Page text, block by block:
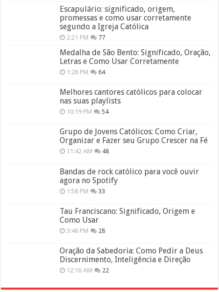
Escapulário: significado, origem,
promessas e como usar corretamente
segundo a Igreja Católica
2:21 PM 77
Medalha de São Bento: Significado, Oração,
Letras e Como Usar Corretamente
1:28 PM 64
Melhores cantores católicos para colocar
nas suas playlists
10:19 PM 54
Grupo de Jovens Católicos: Como Criar,
Organizar e Fazer seu Grupo Crescer na Fé
11:42 AM 48
Bandas de rock católico para você ouvir
agora no Spotify
1:58 PM 33
Tau Franciscano: Significado, Origem e
Como Usar
3:46 PM 28
Oração da Sabedoria: Como Pedir a Deus
Discernimento, Inteligência e Direção
12:16 AM 22